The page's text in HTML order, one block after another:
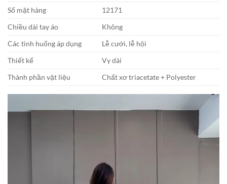
Số mặt hàng
12171
Chiều dài tay áo
Không
Các tình huống áp dụng
Lễ cưới, lễ hội
Thiết kế
Vy dài
Thành phần vật liệu
Chất xơ triacetate + Polyester